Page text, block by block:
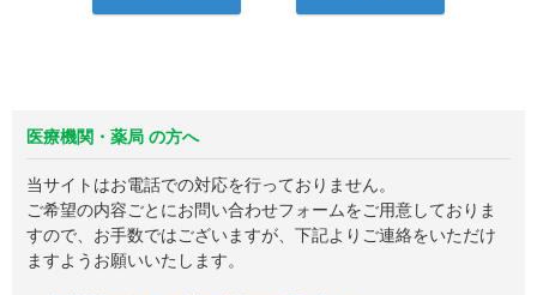
医療機関・薬局 の方へ
当サイトはお電話での対応を行っておりません。
ご希望の内容ごとにお問い合わせフォームをご用意しておりま
すので、お手数ではございますが、下記よりご連絡をいただけ
ますようお願いいたします。